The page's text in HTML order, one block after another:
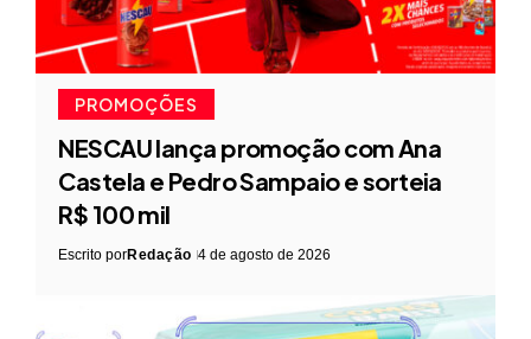
PROMOÇÕES
NESCAU lança promoção com Ana
Castela e Pedro Sampaio e sorteia
R$ 100 mil
Escrito porRedação 4 de agosto de 2026